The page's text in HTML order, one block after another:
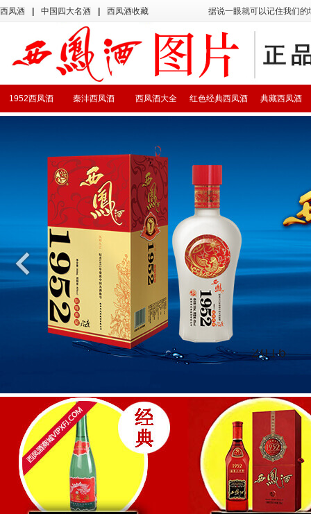
西凤酒 中国四大名酒 西凤酒收藏 据说一眼就可以记住我们
典藏西凤酒
红色经典西凤酒
西凤酒大全
秦沣西凤酒
1952西凤酒